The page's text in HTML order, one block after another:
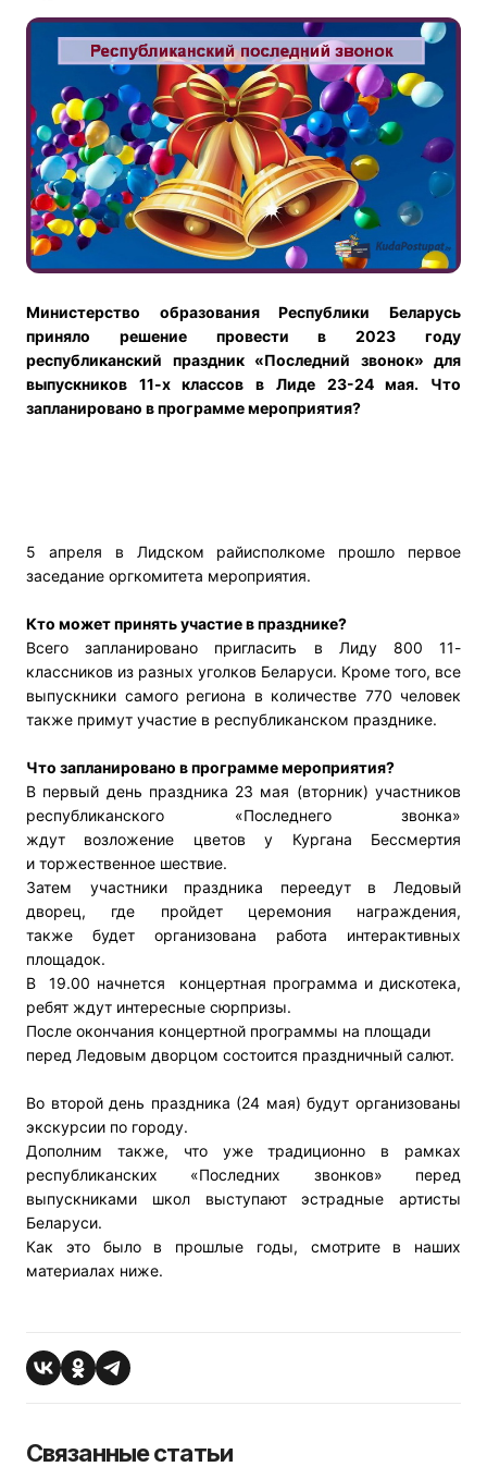
Министерство образования Республики Беларусь
приняло решение провести в 2023 году
республиканский праздник «Последний звонок» для
выпускников 11-х классов в Лиде 23-24 мая. Что
запланировано в программе мероприятия?
5 апреля в Лидском райисполкоме прошло первое
заседание оргкомитета мероприятия.
Кто может принять участие в празднике?
Всего запланировано пригласить в Лиду 800 11-
классников из разных уголков Беларуси. Кроме того, все
выпускники самого региона в количестве 770 человек
также примут участие в республиканском празднике.
Что запланировано в программе мероприятия?
В первый день праздника 23 мая (вторник) участников
республиканского «Последнего звонка»
ждут возложение цветов у Кургана Бессмертия
и торжественное шествие.
Затем
участники праздника переедут в Ледовый
дворец, где пройдет церемония награждения,
также будет организована работа интерактивных
площадок.
В 19.00 начнется концертная программа и дискотека,
ребят ждут интересные сюрпризы.
После окончания концертной программы на площади
перед Ледовым дворцом состоится праздничный салют.
Во второй день праздника (24 мая) будут организованы
экскурсии по городу.
Дополним также, что уже традиционно в рамках
республиканских «Последних звонков» перед
выпускниками школ выступают эстрадные артисты
Беларуси.
Как это было в прошлые годы, смотрите в наших
материалах ниже.
Связанные статьи